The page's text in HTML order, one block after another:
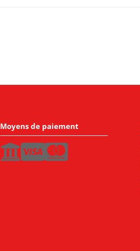
Moyens de paiement